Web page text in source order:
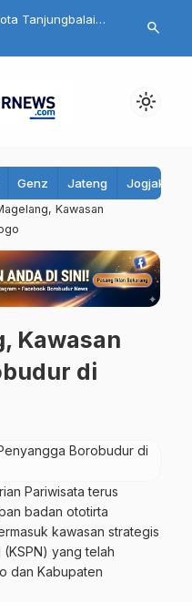
Tanjungbalai
Nekat
Akhirnya
search
light_mode
Genz Jateng Jogjakarta
Kawasan
Kawasan
di
Pariwisata terus
badan ototirta
kawasan strategis
yang telah
dan Kabupaten